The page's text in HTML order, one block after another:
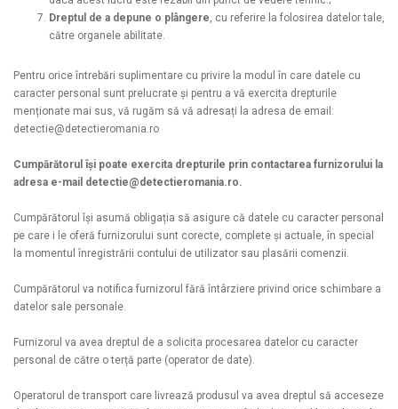
Dreptul de a depune o plângere, cu referire la folosirea datelor tale,
către organele abilitate.
Pentru orice întrebări suplimentare cu privire la modul în care datele cu
caracter personal sunt prelucrate și pentru a vă exercita drepturile
menționate mai sus, vă rugăm să vă adresați la adresa de email:
detectie@detectieromania.ro
Cumpărătorul își poate exercita drepturile prin contactarea furnizorului la
adresa e-mail detectie@detectieromania.ro.
Cumpărătorul își asumă obligația să asigure că datele cu caracter personal
pe care i le oferă furnizorului sunt corecte, complete și actuale, în special
la momentul înregistrării contului de utilizator sau plasării comenzii.
Cumpărătorul va notifica furnizorul fără întârziere privind orice schimbare a
datelor sale personale.
Furnizorul va avea dreptul de a solicita procesarea datelor cu caracter
personal de către o terță parte (operator de date).
Operatorul de transport care livrează produsul va avea dreptul să acceseze